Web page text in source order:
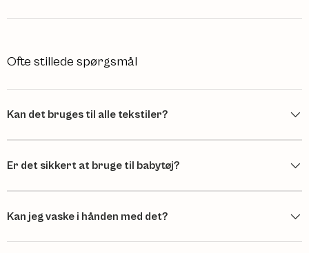
Ofte stillede spørgsmål
Kan det bruges til alle tekstiler?
Er det sikkert at bruge til babytøj?
Kan jeg vaske i hånden med det?